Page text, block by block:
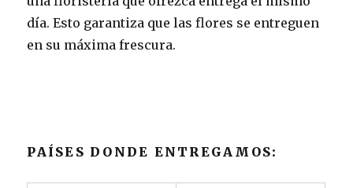
día. Esto garantiza que las flores se entreguen
en su máxima frescura.
PAÍSES DONDE ENTREGAMOS: